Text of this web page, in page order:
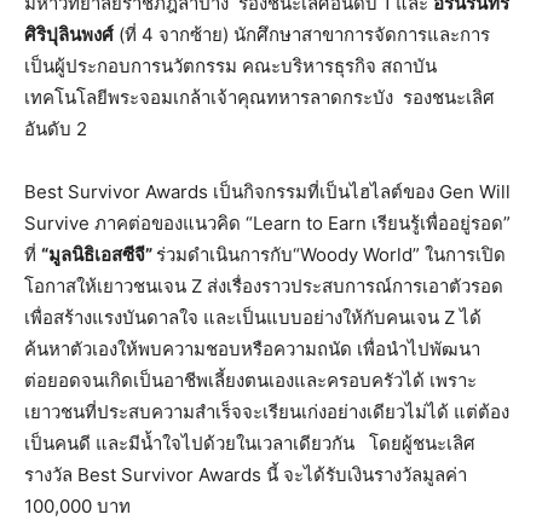
ศิริปุลินพงศ์ (ที่ 4 จากซ้าย) นักศึกษาสาขาการจัดการและการ
เป็นผู้ประกอบการนวัตกรรม คณะบริหารธุรกิจ สถาบัน
เทคโนโลยีพระจอมเกล้าเจ้าคุณทหารลาดกระบัง รองชนะเลิศ
อันดับ 2
Best Survivor Awards เป็นกิจกรรมที่เป็นไฮไลต์ของ Gen Will
Survive ภาคต่อของแนวคิด “Learn to Earn เรียนรู้เพื่ออยู่รอด”
ที่ “มูลนิธิเอสซีจี” ร่วมดำเนินการกับ“Woody World” ในการเปิด
โอกาสให้เยาวชนเจน Z ส่งเรื่องราวประสบการณ์การเอาตัวรอด
เพื่อสร้างแรงบันดาลใจ และเป็นแบบอย่างให้กับคนเจน Z ได้
ค้นหาตัวเองให้พบความชอบหรือความถนัด เพื่อนำไปพัฒนา
ต่อยอดจนเกิดเป็นอาชีพเลี้ยงตนเองและครอบครัวได้ เพราะ
เยาวชนที่ประสบความสำเร็จจะเรียนเก่งอย่างเดียวไม่ได้ แต่ต้อง
เป็นคนดี และมีน้ำใจไปด้วยในเวลาเดียวกัน โดยผู้ชนะเลิศ
รางวัล Best Survivor Awards นี้ จะได้รับเงินรางวัลมูลค่า
100,000 บาท